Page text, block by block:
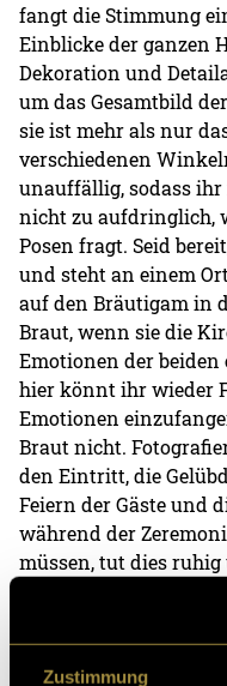
Zustimmung
fangt die Stimmung
Einblicke der ganzen
Dekoration und
um das Gesamtbild
sie ist mehr als nur
verschiedenen
unauffällig, sodass
nicht zu aufdringlich,
Posen fragt. Seid
und steht an einem
auf den Bräutigam in
Braut, wenn sie die
Emotionen der beiden
hier könnt ihr wieder
Emotionen
Braut nicht.
den Eintritt, die
Feiern der Gäste und
während der
müssen, tut dies
man euch kaum.
ist, könnt ihr wieder
machen.
Zu den Einstellungen: